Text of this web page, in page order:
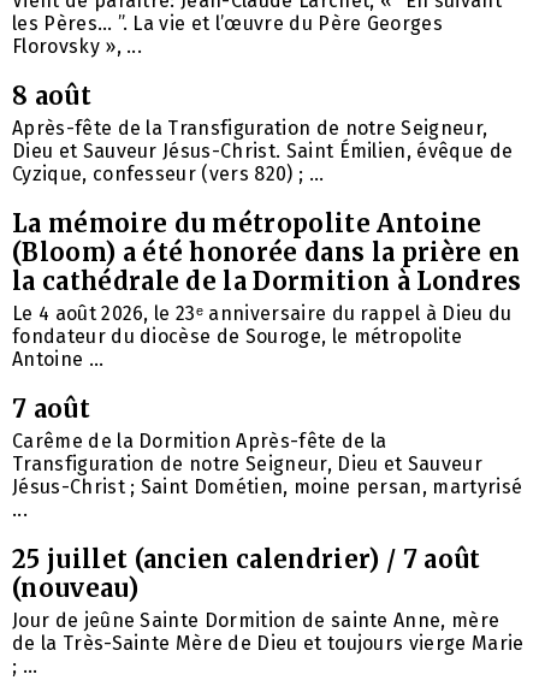
les Pères… ”. La vie et l’œuvre du Père Georges
Florovsky », ...
8 août
Après-fête de la Transfiguration de notre Seigneur,
Dieu et Sauveur Jésus-Christ. Saint Émilien, évêque de
Cyzique, confesseur (vers 820) ; ...
La mémoire du métropolite Antoine
(Bloom) a été honorée dans la prière en
la cathédrale de la Dormition à Londres
Le 4 août 2026, le 23ᵉ anniversaire du rappel à Dieu du
fondateur du diocèse de Souroge, le métropolite
Antoine ...
7 août
Carême de la Dormition Après-fête de la
Transfiguration de notre Seigneur, Dieu et Sauveur
Jésus-Christ ; Saint Dométien, moine persan, martyrisé
...
25 juillet (ancien calendrier) / 7 août
(nouveau)
Jour de jeûne Sainte Dormition de sainte Anne, mère
de la Très-Sainte Mère de Dieu et toujours vierge Marie
; ...